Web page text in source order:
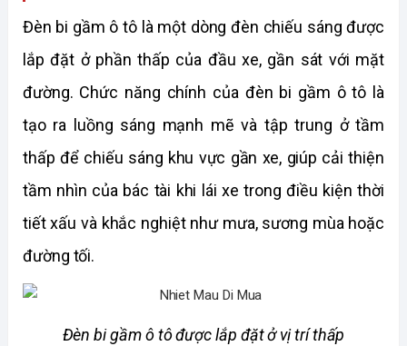
Đèn bi gầm ô tô là một dòng đèn chiếu sáng được
lắp đặt ở phần thấp của đầu xe, gần sát với mặt
đường. Chức năng chính của đèn bi gầm ô tô là
tạo ra luồng sáng mạnh mẽ và tập trung ở tầm
thấp để chiếu sáng khu vực gần xe, giúp cải thiện
tầm nhìn của bác tài khi lái xe trong điều kiện thời
tiết xấu và khắc nghiệt như mưa, sương mùa hoặc
đường tối.
Đèn bi gầm ô tô được lắp đặt ở vị trí thấp